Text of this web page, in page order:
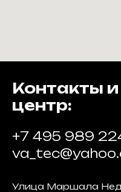
Контакты
центр:
+7 495 989
Улица Маршала